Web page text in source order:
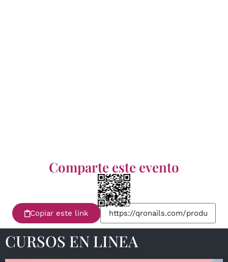
Comparte este evento
Copiar este link
CURSOS EN LINEA